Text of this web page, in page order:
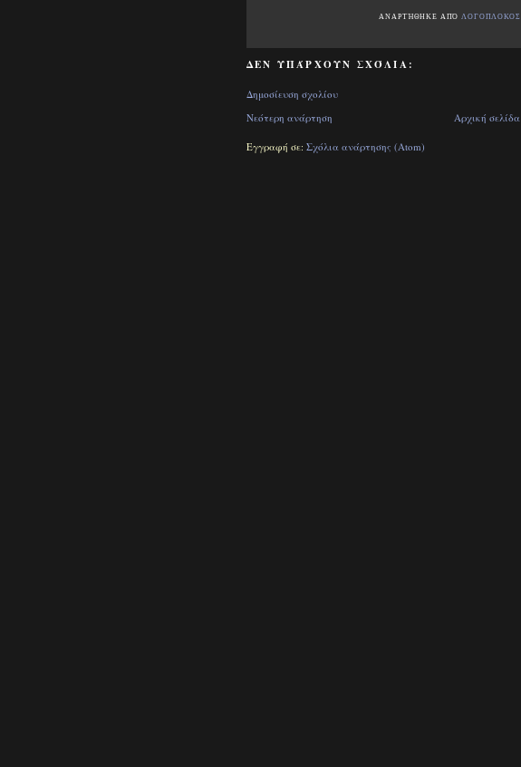
ΑΝΑΡΤΉΘΗΚΕ ΑΠΌΛΟΓΟΠΛΟΚΟΣ
ΔΕΝ ΥΠΆΡΧΟΥΝ ΣΧΌΛΙΑ:
Δημοσίευση σχολίου
Νεότερη ανάρτηση
Αρχική σελίδα
Εγγραφή σε: Σχόλια ανάρτησης (Atom)